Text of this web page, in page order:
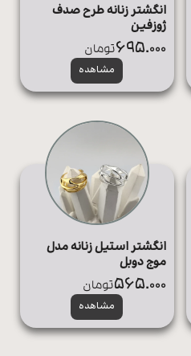
انگشتر زنانه طرح صدف
ژوزفین
مشاهده
695.000تومان
انگشتر استیل زنانه مدل
موج دوبل
مشاهده
565.000تومان